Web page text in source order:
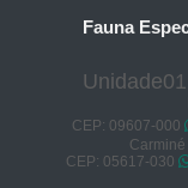
Fauna
Unidade01
CEP: 09607-000
CEP: 05617-030